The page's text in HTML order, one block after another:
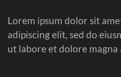
Lorem ipsum dolor sit
adipiscing elit, sed do
ut labore et dolore magna